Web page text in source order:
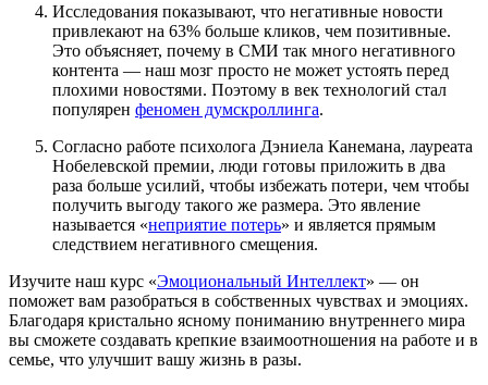
Исследования показывают, что негативные новости
привлекают на 63% больше кликов, чем позитивные.
Это объясняет, почему в СМИ так много негативного
контента — наш мозг просто не может устоять перед
плохими новостями. Поэтому в век технологий стал
популярен феномен думскроллинга.
Согласно работе психолога Дэниела Канемана, лауреата
Нобелевской премии, люди готовы приложить в два
раза больше усилий, чтобы избежать потери, чем чтобы
получить выгоду такого же размера. Это явление
называется «неприятие потерь» и является прямым
следствием негативного смещения.
Изучите наш курс «Эмоциональный Интеллект» — он
поможет вам разобраться в собственных чувствах и эмоциях.
Благодаря кристально ясному пониманию внутреннего мира
вы сможете создавать крепкие взаимоотношения на работе и в
семье, что улучшит вашу жизнь в разы.